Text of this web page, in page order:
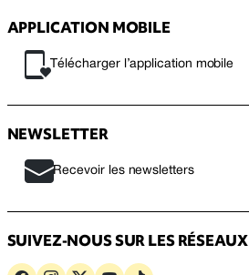
APPLICATION MOBILE
Télécharger l’application mobile
NEWSLETTER
Recevoir les newsletters
SUIVEZ-NOUS SUR LES RÉSEAUX